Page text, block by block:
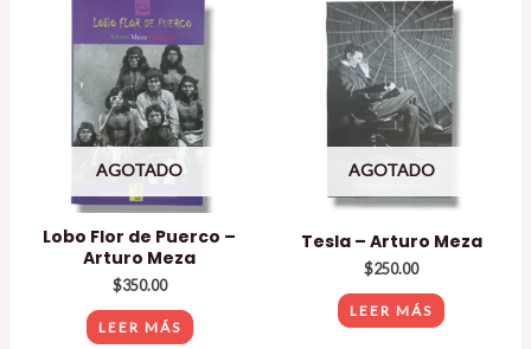
AGOTADO
Lobo Flor de Puerco –
Arturo Meza
$350.00
LEER MÁS
AGOTADO
Tesla – Arturo Meza
$250.00
LEER MÁS